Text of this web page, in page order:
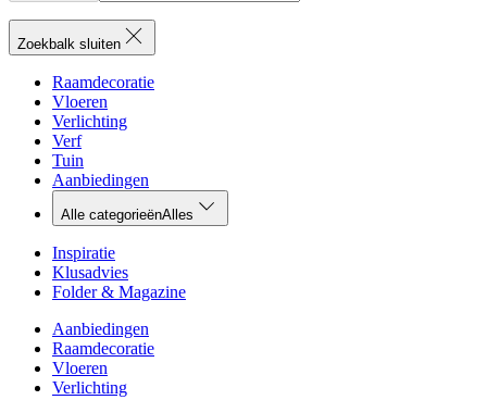
Zoekbalk sluiten
Raamdecoratie
Vloeren
Verlichting
Verf
Tuin
Aanbiedingen
Alle categorieënAlles
Inspiratie
Klusadvies
Folder & Magazine
Aanbiedingen
Raamdecoratie
Vloeren
Verlichting